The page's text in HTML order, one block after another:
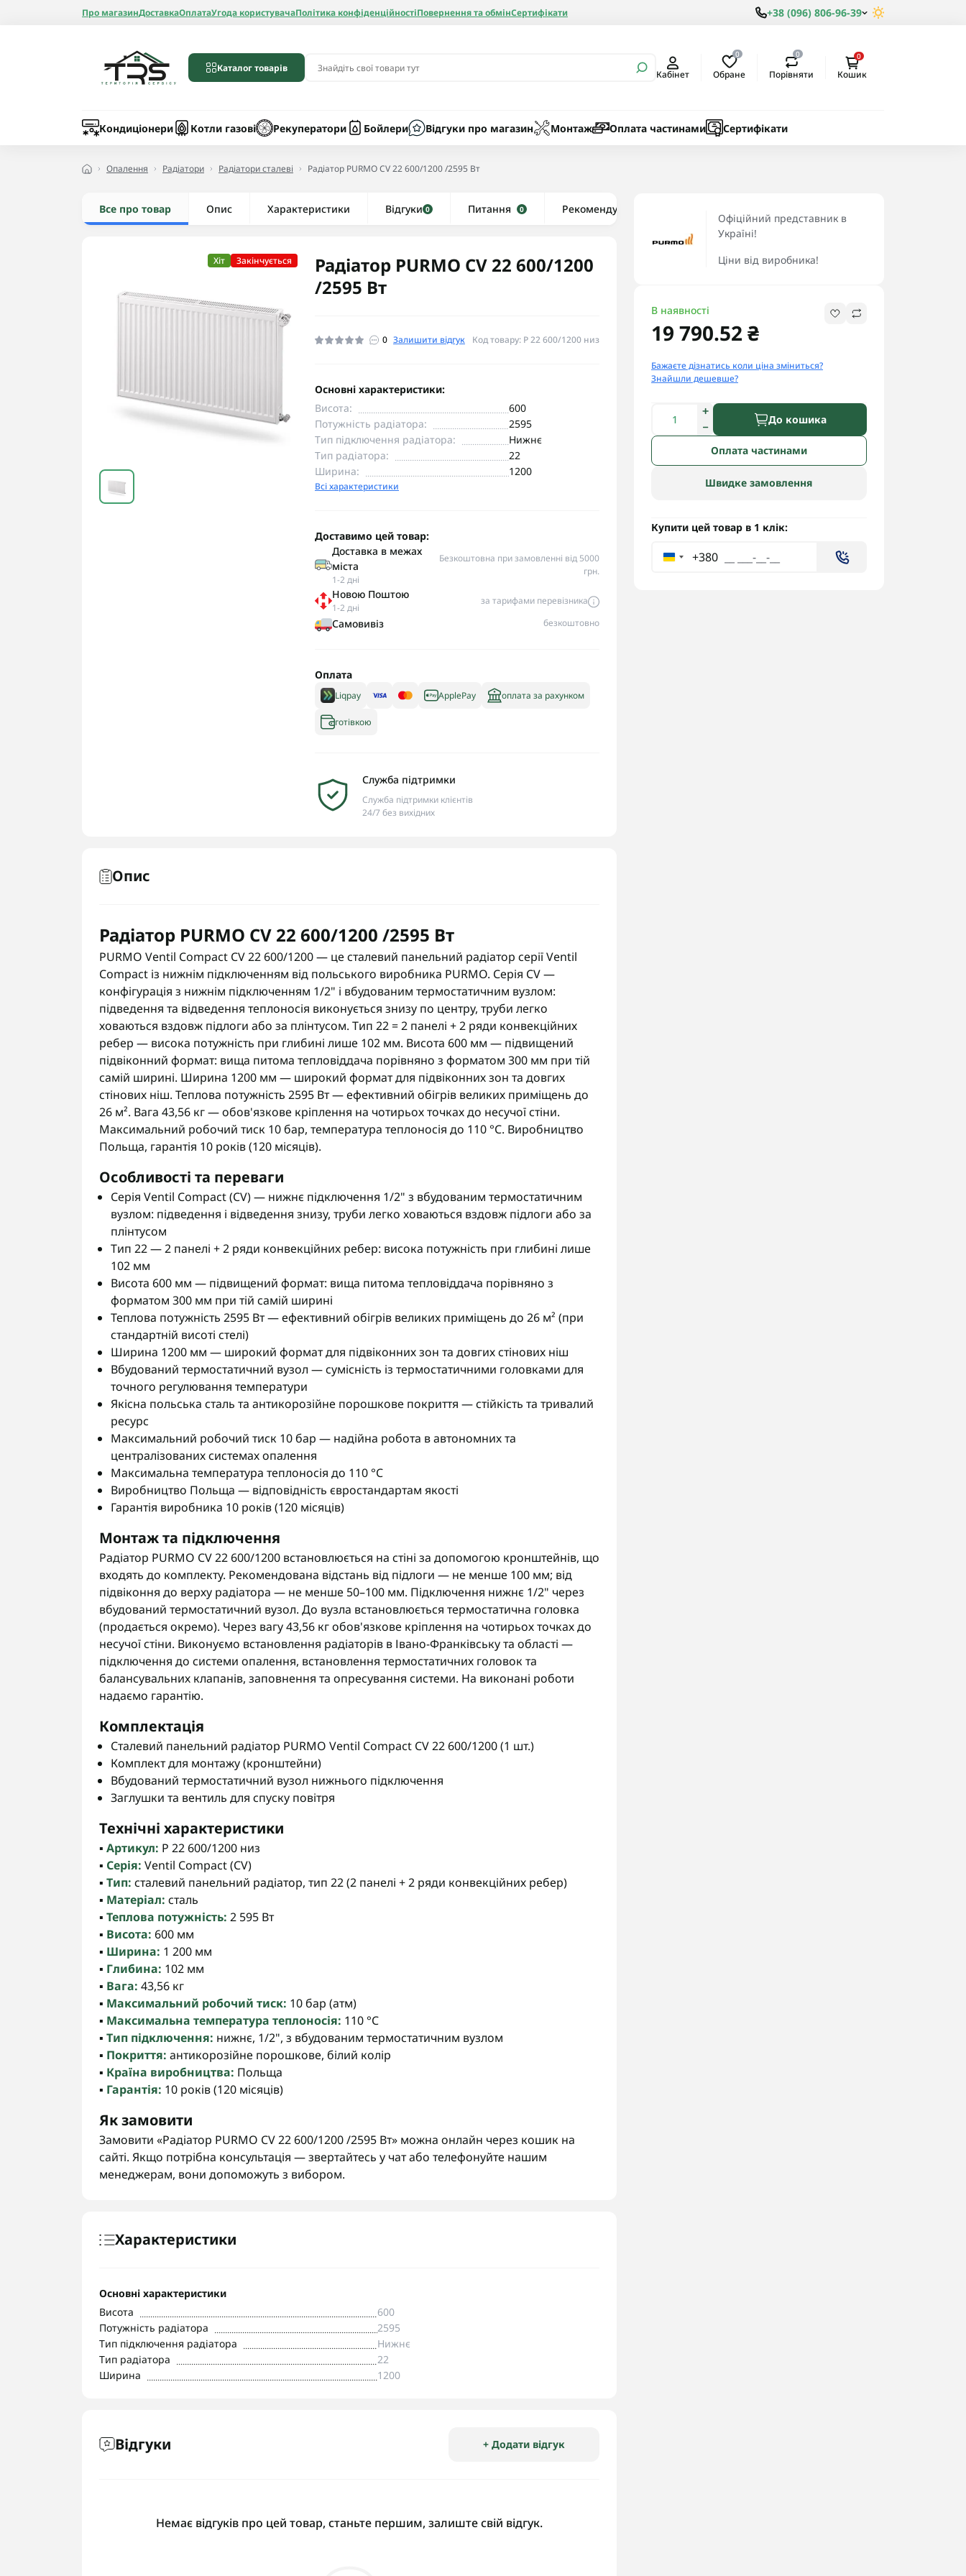
Про магазинДоставкаОплатаУгода користувачаПолітика конфіденційностіПовернення та обмінСертифікати +38 (096) 806-96-39
Каталог товарів
Кабінет
0
Обране
0
Порівняти
0
Кошик
Кондиціонери Котли газові Рекуператори Бойлери Відгуки про магазин Монтаж Оплата частинами Сертифікати
Радіатори алюмінієві
Рушникосушки водяні
Колби
Опалення Радіатори Радіатори сталеві Радіатор PURMO CV 22 600/1200 /2595 Вт
Все про товар Опис Характеристики Відгуки 0 Питання 0 Рекомендуємо
Хіт Закінчується
Радіатор PURMO CV 22 600/1200
/2595 Вт
0 Залишити відгук Код товару: P 22 600/1200 низ
Офіційний представник в
Україні!
Ціни від виробника!
В наявності
19 790.52 ₴
Бажаєте дізнатись коли ціна зміниться?
Знайшли дешевше?
До кошика
Оплата частинами
Швидке замовлення
Купити цей товар в 1 клік:
+380
Основні характеристики:
Висота:
600
Потужність радіатора:
2595
Тип підключення радіатора:
Нижнє
Тип радіатора:
22
Ширина:
1200
Всі характеристики
Доставимо цей товар:
Доставка в межах
міста
1-2 дні
Безкоштовна при замовленні від 5000
грн.
Новою Поштою
1-2 дні
за тарифами перевізника
Самовивіз безкоштовно
Оплата
Liqpay ApplePay оплата за рахунком
готівкою
Служба підтримки
Служба підтримки клієнтів
24/7 без вихідних
Опис
Радіатор PURMO CV 22 600/1200 /2595 Вт
PURMO Ventil Compact CV 22 600/1200 — це сталевий панельний радіатор серії Ventil
Compact із нижнім підключенням від польського виробника PURMO. Серія CV —
конфігурація з нижнім підключенням 1/2" і вбудованим термостатичним вузлом:
підведення та відведення теплоносія виконується знизу по центру, труби легко
ховаються вздовж підлоги або за плінтусом. Тип 22 = 2 панелі + 2 ряди конвекційних
ребер — висока потужність при глибині лише 102 мм. Висота 600 мм — підвищений
підвіконний формат: вища питома тепловіддача порівняно з форматом 300 мм при тій
самій ширині. Ширина 1200 мм — широкий формат для підвіконних зон та довгих
стінових ніш. Теплова потужність 2595 Вт — ефективний обігрів великих приміщень до
26 м². Вага 43,56 кг — обов'язкове кріплення на чотирьох точках до несучої стіни.
Максимальний робочий тиск 10 бар, температура теплоносія до 110 °C. Виробництво
Польща, гарантія 10 років (120 місяців).
Особливості та переваги
Серія Ventil Compact (CV) — нижнє підключення 1/2" з вбудованим термостатичним
вузлом: підведення і відведення знизу, труби легко ховаються вздовж підлоги або за
плінтусом
Тип 22 — 2 панелі + 2 ряди конвекційних ребер: висока потужність при глибині лише
102 мм
Висота 600 мм — підвищений формат: вища питома тепловіддача порівняно з
форматом 300 мм при тій самій ширині
Теплова потужність 2595 Вт — ефективний обігрів великих приміщень до 26 м² (при
стандартній висоті стелі)
Ширина 1200 мм — широкий формат для підвіконних зон та довгих стінових ніш
Вбудований термостатичний вузол — сумісність із термостатичними головками для
точного регулювання температури
Якісна польська сталь та антикорозійне порошкове покриття — стійкість та тривалий
ресурс
Максимальний робочий тиск 10 бар — надійна робота в автономних та
централізованих системах опалення
Максимальна температура теплоносія до 110 °C
Виробництво Польща — відповідність євростандартам якості
Гарантія виробника 10 років (120 місяців)
Монтаж та підключення
Радіатор PURMO CV 22 600/1200 встановлюється на стіні за допомогою кронштейнів, що
входять до комплекту. Рекомендована відстань від підлоги — не менше 100 мм; від
підвіконня до верху радіатора — не менше 50–100 мм. Підключення нижнє 1/2" через
вбудований термостатичний вузол. До вузла встановлюється термостатична головка
(продається окремо). Через вагу 43,56 кг обов'язкове кріплення на чотирьох точках до
несучої стіни. Виконуємо встановлення радіаторів в Івано-Франківську та області —
підключення до системи опалення, встановлення термостатичних головок та
балансувальних клапанів, заповнення та опресування системи. На виконані роботи
надаємо гарантію.
Комплектація
Сталевий панельний радіатор PURMO Ventil Compact CV 22 600/1200 (1 шт.)
Комплект для монтажу (кронштейни)
Вбудований термостатичний вузол нижнього підключення
Заглушки та вентиль для спуску повітря
Технічні характеристики
▪️ Артикул: P 22 600/1200 низ
▪️ Серія: Ventil Compact (CV)
▪️ Тип: сталевий панельний радіатор, тип 22 (2 панелі + 2 ряди конвекційних ребер)
▪️ Матеріал: сталь
▪️ Теплова потужність: 2 595 Вт
▪️ Висота: 600 мм
▪️ Ширина: 1 200 мм
▪️ Глибина: 102 мм
▪️ Вага: 43,56 кг
▪️ Максимальний робочий тиск: 10 бар (атм)
▪️ Максимальна температура теплоносія: 110 °C
▪️ Тип підключення: нижнє, 1/2", з вбудованим термостатичним вузлом
▪️ Покриття: антикорозійне порошкове, білий колір
▪️ Країна виробництва: Польща
▪️ Гарантія: 10 років (120 місяців)
Як замовити
Замовити «Радіатор PURMO CV 22 600/1200 /2595 Вт» можна онлайн через кошик на
сайті. Якщо потрібна консультація — звертайтесь у чат або телефонуйте нашим
менеджерам, вони допоможуть з вибором.
Характеристики
Основні характеристики
Висота
600
Потужність радіатора
2595
Тип підключення радіатора
Нижнє
Тип радіатора
22
Ширина
1200
Відгуки + Додати відгук
Немає відгуків про цей товар, станьте першим, залиште свій відгук.